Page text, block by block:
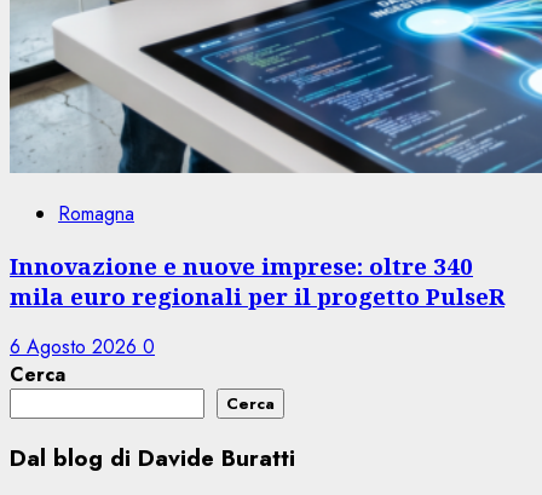
Romagna
Innovazione e nuove imprese: oltre 340
mila euro regionali per il progetto PulseR
6 Agosto 2026 0
Cerca
Cerca
Dal blog di Davide Buratti